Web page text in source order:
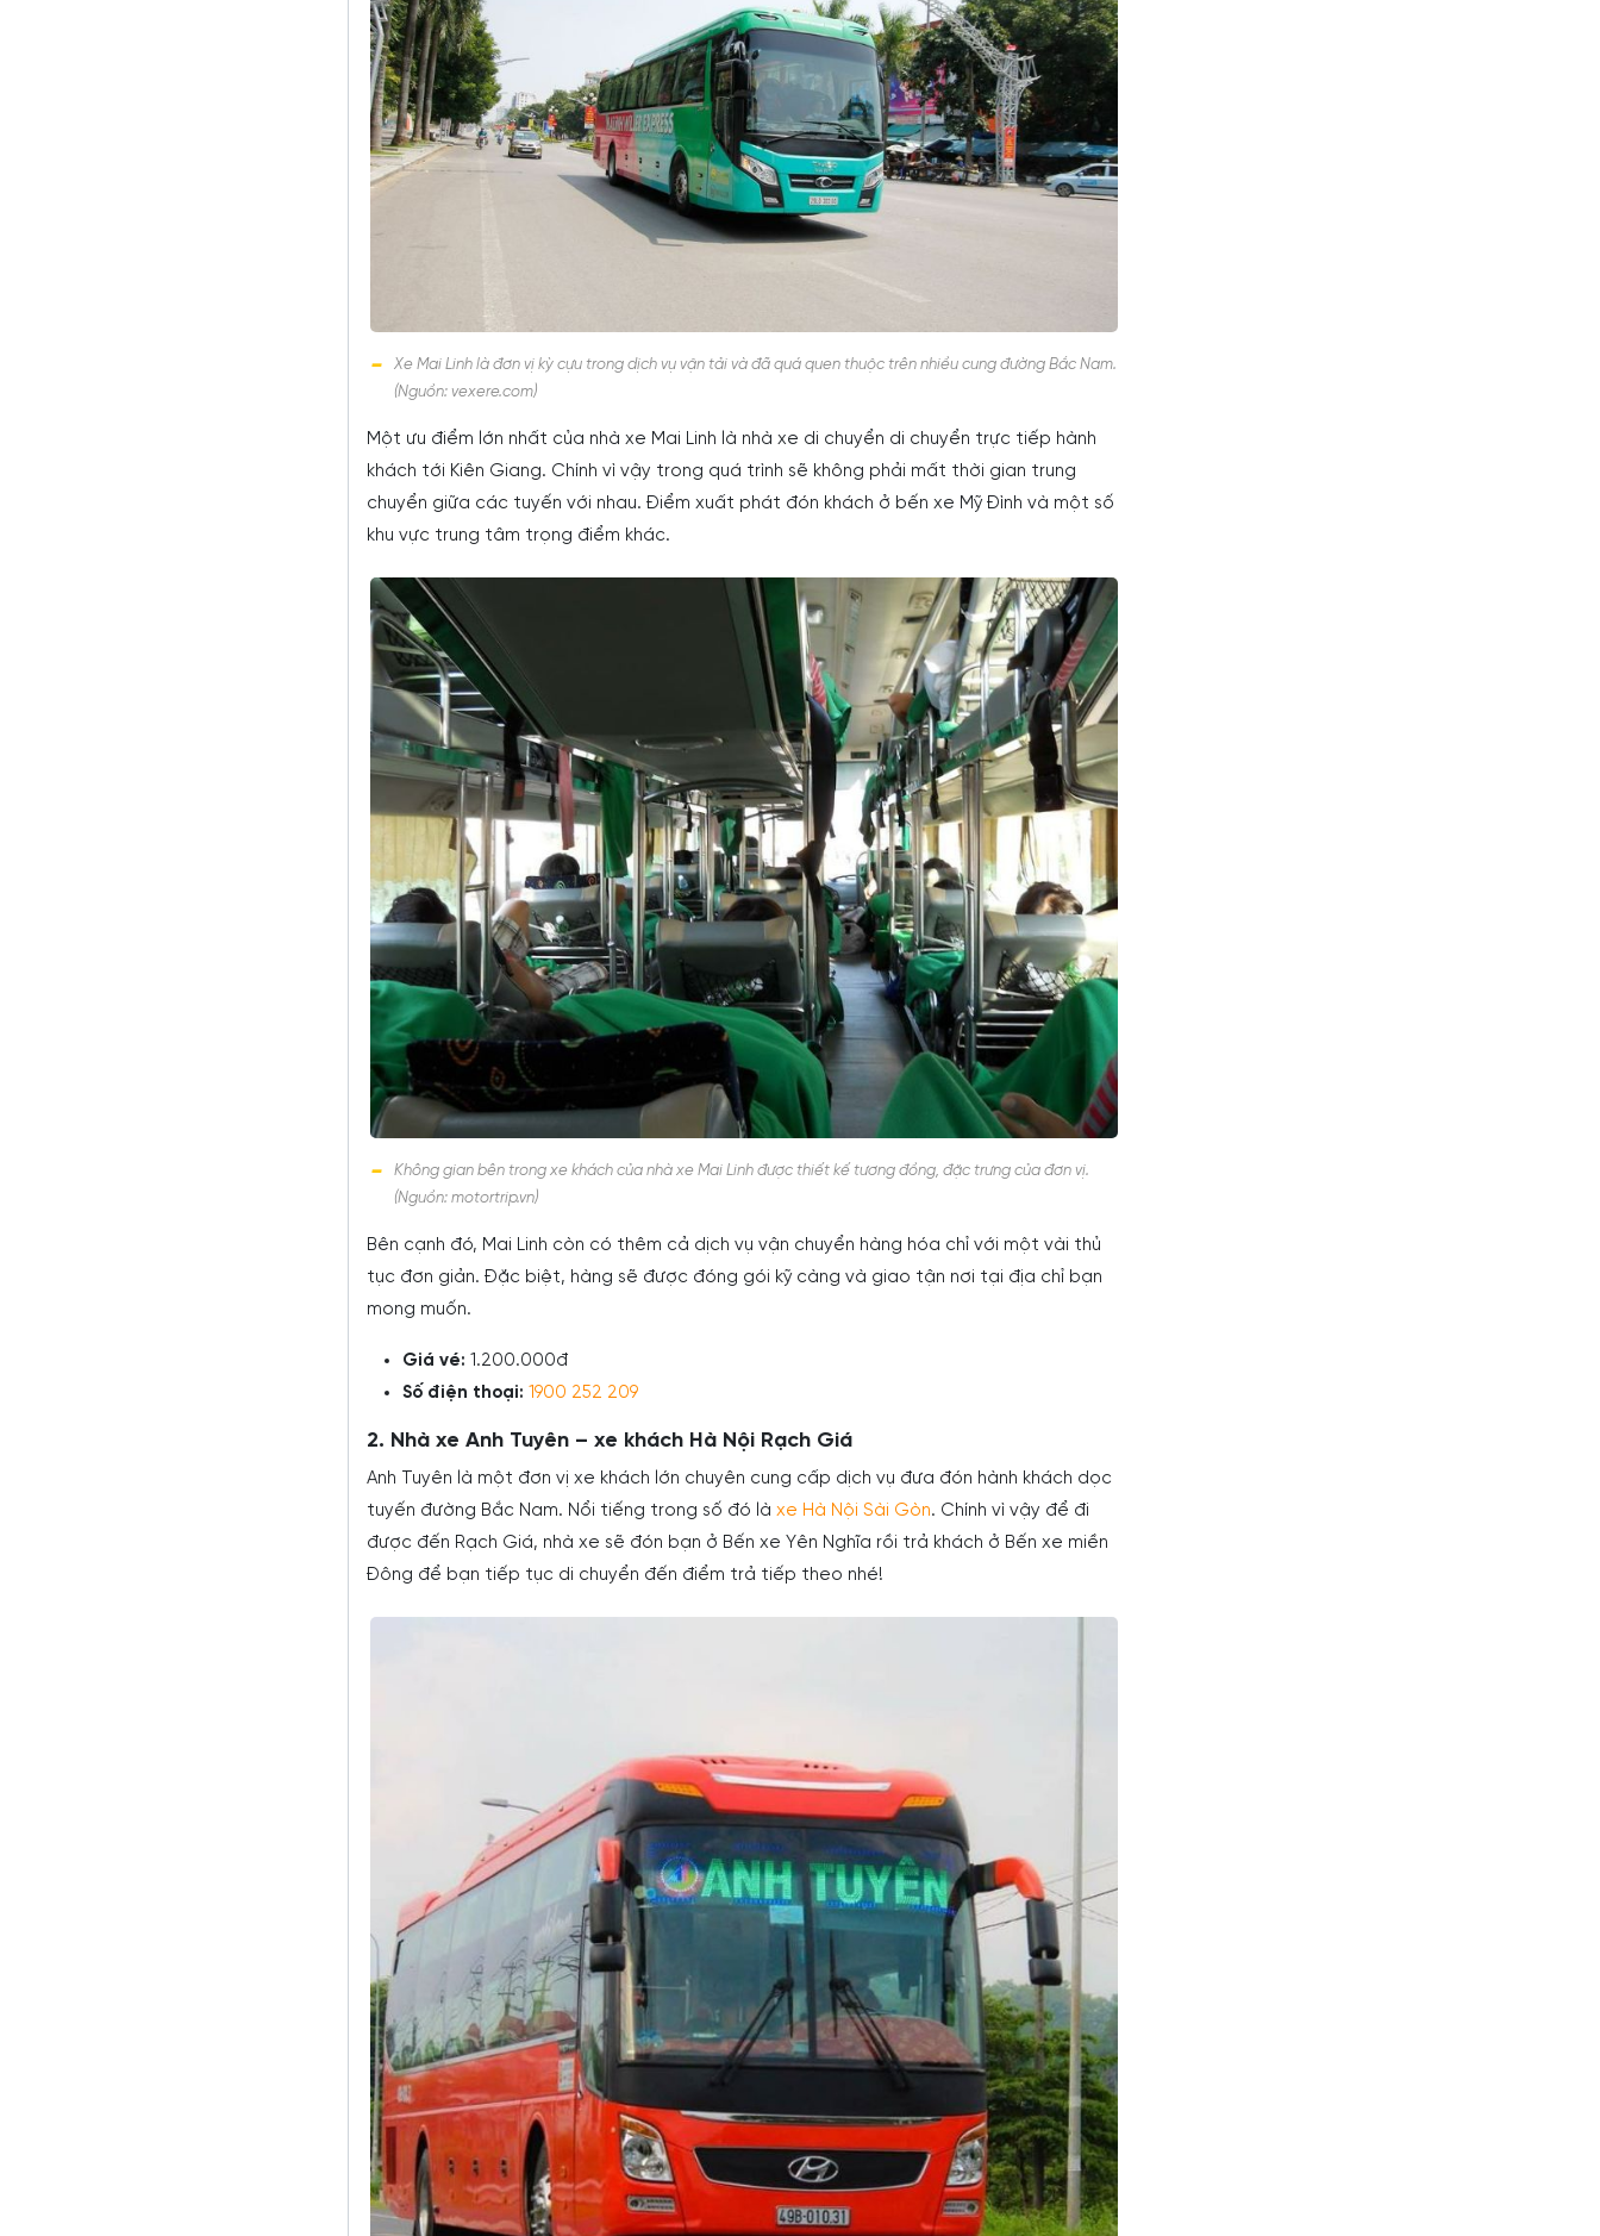
Xe Mai Linh là đơn vị kỳ cựu trong dịch vụ vận tải và đã quá quen thuộc trên nhiều cung đường Bắc Nam.
(Nguồn: vexere.com)
Một ưu điểm lớn nhất của nhà xe Mai Linh là nhà xe di chuyển di chuyển trực tiếp hành
khách tới Kiên Giang. Chính vì vậy trong quá trình sẽ không phải mất thời gian trung
chuyển giữa các tuyến với nhau. Điểm xuất phát đón khách ở bến xe Mỹ Đình và một số
khu vực trung tâm trọng điểm khác.
Không gian bên trong xe khách của nhà xe Mai Linh được thiết kế tương đồng, đặc trưng của đơn vị.
(Nguồn: motortrip.vn)
Bên cạnh đó, Mai Linh còn có thêm cả dịch vụ vận chuyển hàng hóa chỉ với một vài thủ
tục đơn giản. Đặc biệt, hàng sẽ được đóng gói kỹ càng và giao tận nơi tại địa chỉ bạn
mong muốn.
Giá vé: 1.200.000đ
Số điện thoại: 1900 252 209
2. Nhà xe Anh Tuyên – xe khách Hà Nội Rạch Giá
Anh Tuyên là một đơn vị xe khách lớn chuyên cung cấp dịch vụ đưa đón hành khách dọc
tuyến đường Bắc Nam. Nổi tiếng trong số đó là xe Hà Nội Sài Gòn. Chính vì vậy để đi
được đến Rạch Giá, nhà xe sẽ đón bạn ở Bến xe Yên Nghĩa rồi trả khách ở Bến xe miền
Đông để bạn tiếp tục di chuyển đến điểm trả tiếp theo nhé!